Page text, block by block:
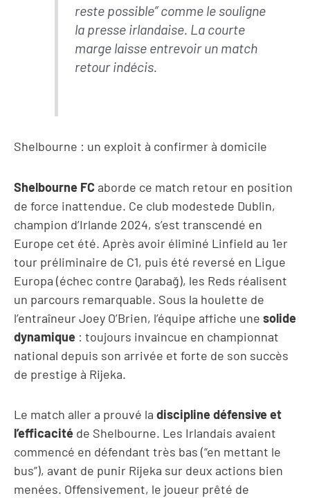
reste possible” comme le souligne
la presse irlandaise. La courte
marge laisse entrevoir un match
retour indécis.
Shelbourne : un exploit à confirmer à domicile
Shelbourne FC aborde ce match retour en position
de force inattendue. Ce club modestede Dublin,
champion d’Irlande 2024, s’est transcendé en
Europe cet été. Après avoir éliminé Linfield au 1er
tour préliminaire de C1, puis été reversé en Ligue
Europa (échec contre Qarabağ), les Reds réalisent
un parcours remarquable. Sous la houlette de
l’entraîneur Joey O’Brien, l’équipe affiche une solide
dynamique : toujours invaincue en championnat
national depuis son arrivée et forte de son succès
de prestige à Rijeka.
Le match aller a prouvé la discipline défensive et
l’efficacité de Shelbourne. Les Irlandais avaient
commencé en défendant très bas (“en mettant le
bus”), avant de punir Rijeka sur deux actions bien
menées. Offensivement, le joueur prêté de